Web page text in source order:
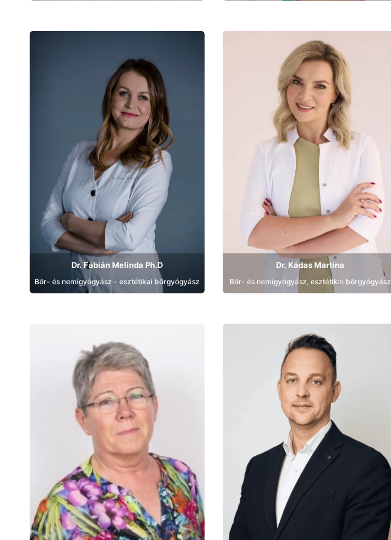
Dr. Fábián Melinda Ph.D
Bőr- és nemigyógyász - esztétikai bőrgyógyász
Dr. Kádas Martina
Bőr- és nemigyógyász, esztétikai bőrgyógyász
Bemutatkozás
Bemutatkozás